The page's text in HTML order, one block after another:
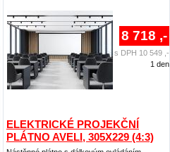
ELEKTRICKÉ PROJEKČNÍ
PLÁTNO AVELI, 305X229 (4:3)
8 718 ,-
s DPH 10 549 ,-
1 den